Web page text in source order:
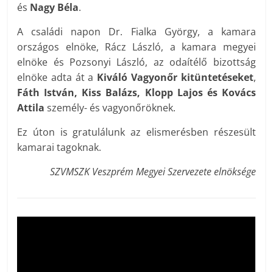
és Nagy Béla.
A családi napon Dr. Fialka György, a kamara
országos elnöke, Rácz László, a kamara megyei
elnöke és Pozsonyi László, az odaítélő bizottság
elnöke adta át a Kiváló Vagyonőr kitüntetéseket,
Fáth István, Kiss Balázs, Klopp Lajos és Kovács
Attilaszemély- és vagyonőröknek.
Ez úton is gratulálunk az elismerésben részesült
kamarai tagoknak.
SZVMSZK Veszprém Megyei Szervezete elnöksége